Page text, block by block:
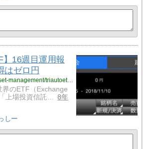
】16週目運用報
はゼロ円
https://kashiwanchi.com/asset-management/triautoetf/16-week-operational-report/
界のETF（Exchange
上場投資信託…
8年
しー